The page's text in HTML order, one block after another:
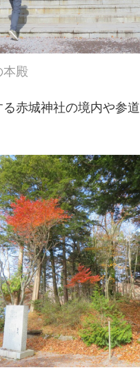
本殿
赤城神社の境内や参